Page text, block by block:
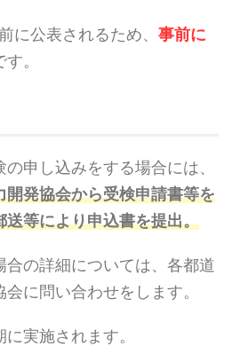
に公表されるため、 事前に
す。
申し込みをする場合には、
開発協会から受検申請書等を
送等により申込書を提出。
の詳細については、各都道
に問い合わせをします。
実施されます。